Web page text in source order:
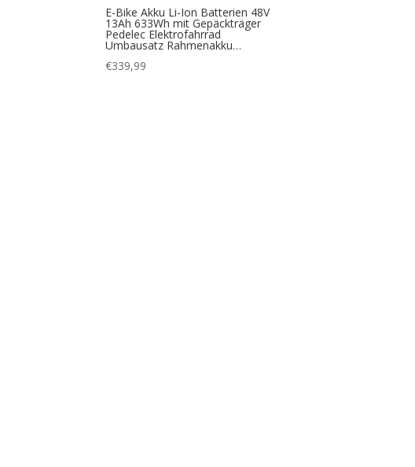
E-Bike Akku Li-Ion Batterien 48V
13Ah 633Wh mit Gepäckträger
Pedelec Elektrofahrrad
Umbausatz Rahmenakku…
€339,99